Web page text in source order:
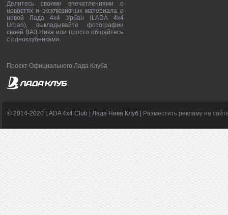
Делитесь своими впечатлениями о
новостях и эксклюзивных материала о
новой Лада 4х4 Урбан (LADA 4x4
Urban), выкладывайте фотографии
своей ВАЗ Нива или просто общайтесь
с одноклубниками.
Проект Официального Лада Клуба
© 2014-2020 LADA 4x4 Club | Лада Нива Клуб | Разместить рекламу на